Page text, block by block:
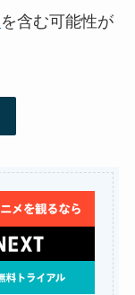
を含む可能性が